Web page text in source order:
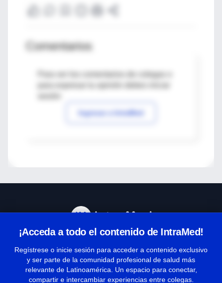
Comentarios
Para ver los comentarios de colegas o
Ingresar a IntraMed
¡Acceda a todo el contenido de IntraMed!
Regístrese o inicie sesión para acceder a contenido exclusivo
y ser parte de la comunidad profesional de salud más
relevante de Latinoamérica. Un espacio para conectar,
compartir e intercambiar experiencias entre colegas.
Términos y condiciones